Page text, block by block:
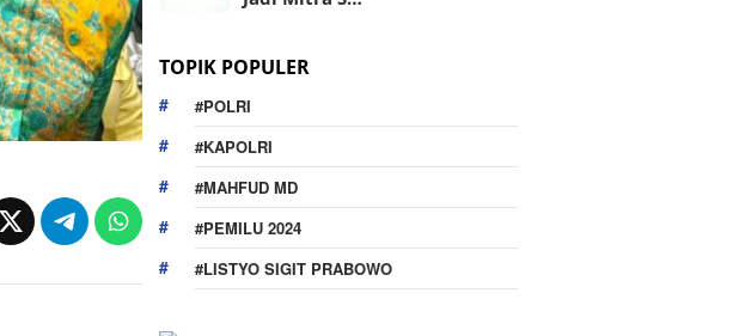
TOPIK POPULER
#POLRI
#KAPOLRI
#MAHFUD MD
#PEMILU 2024
#LISTYO SIGIT PRABOWO